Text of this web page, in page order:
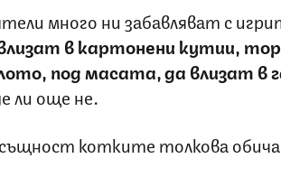
много ни забавляват с
в картонени кутии,
под масата, да влизат в
ли още не.
котките толкова